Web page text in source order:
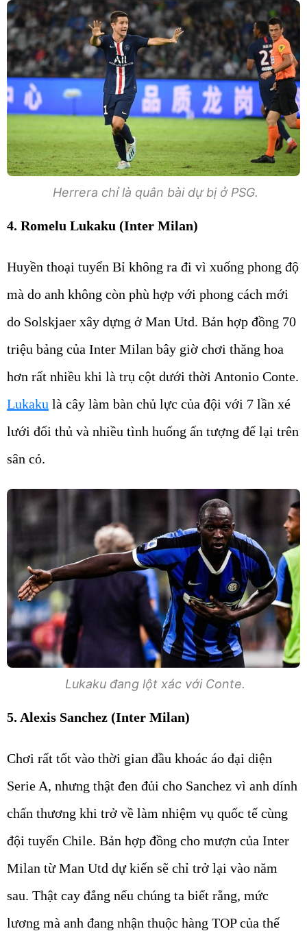
Herrera chỉ là quân bài dự bị ở PSG.
4. Romelu Lukaku (Inter Milan)
Huyền thoại tuyển Bỉ không ra đi vì xuống phong độ
mà do anh không còn phù hợp với phong cách mới
do Solskjaer xây dựng ở Man Utd. Bản hợp đồng 70
triệu bảng của Inter Milan bây giờ chơi thăng hoa
hơn rất nhiều khi là trụ cột dưới thời Antonio Conte.
Lukaku là cây làm bàn chủ lực của đội với 7 lần xé
lưới đối thủ và nhiều tình huống ấn tượng để lại trên
sân cỏ.
Lukaku đang lột xác với Conte.
5. Alexis Sanchez (Inter Milan)
Chơi rất tốt vào thời gian đầu khoác áo đại diện
Serie A, nhưng thật đen đủi cho Sanchez vì anh dính
chấn thương khi trở về làm nhiệm vụ quốc tế cùng
đội tuyển Chile. Bản hợp đồng cho mượn của Inter
Milan từ Man Utd dự kiến sẽ chỉ trở lại vào năm
sau. Thật cay đắng nếu chúng ta biết rằng, mức
lương mà anh đang nhận thuộc hàng TOP của thế